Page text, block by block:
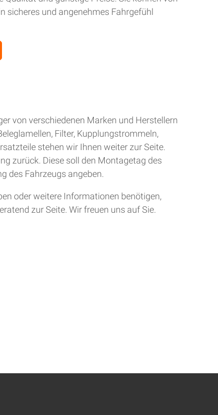
sicheres und angenehmes Fahrgefühl
von verschiedenen Marken und Herstellern
Filter, Kupplungstrommeln,
stehen wir Ihnen weiter zur Seite.
zurück. Diese soll den Montagetag des
des Fahrzeugs angeben.
oder weitere Informationen benötigen,
zur Seite. Wir freuen uns auf Sie.